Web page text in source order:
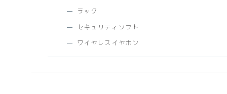
ラック
セキュリティソフト
ワイヤレスイヤホン